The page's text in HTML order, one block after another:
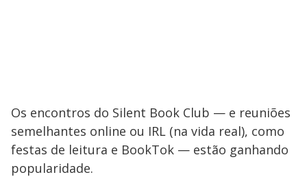
Os encontros do Silent Book Club — e reuniões
semelhantes online ou IRL (na vida real), como
festas de leitura e BookTok — estão ganhando
popularidade.